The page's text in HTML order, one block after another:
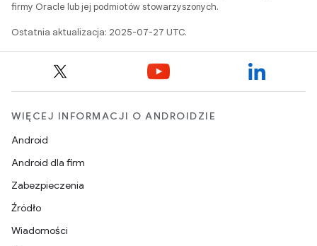
firmy Oracle lub jej podmiotów stowarzyszonych.
Ostatnia aktualizacja: 2025-07-27 UTC.
WIĘCEJ INFORMACJI O ANDROIDZIE
Android
Android dla firm
Zabezpieczenia
Źródło
Wiadomości